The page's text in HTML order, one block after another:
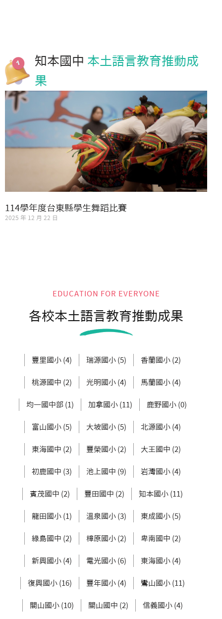
知本國中 本土語言教育推動成
果
114學年度台東縣學生舞蹈比賽
2025 年 12 月 22 日
EDUCATION FOR EVERYONE
各校本土語言教育推動成果
豐里國小 (4) 瑞源國小 (5) 香蘭國小 (2)
桃源國中 (2) 光明國小 (4) 馬蘭國小 (4)
均一國中部 (1) 加拿國小 (11) 鹿野國小 (0)
富山國小 (5) 大坡國小 (5) 北源國小 (4)
東海國中 (2) 豐榮國小 (2) 大王國中 (2)
初鹿國中 (3) 池上國中 (9) 岩灣國小 (4)
賓茂國中 (2) 豐田國中 (2) 知本國小 (11)
龍田國小 (1) 溫泉國小 (3) 東成國小 (5)
綠島國中 (2) 樟原國小 (2) 卑南國中 (2)
新興國小 (4) 電光國小 (6) 東海國小 (4)
復興國小 (16) 豐年國小 (4) 鸞山國小 (11)
關山國小 (10) 關山國中 (2) 信義國小 (4)